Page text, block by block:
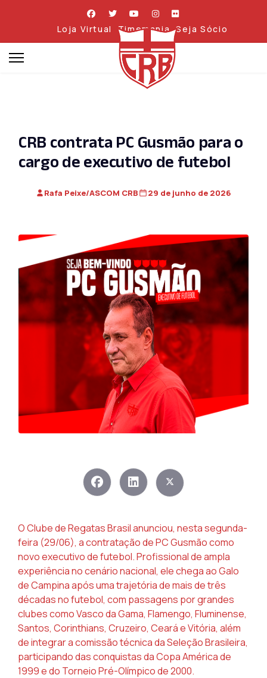
Loja Virtual Timemania Seja Sócio
CRB contrata PC Gusmão para o
cargo de executivo de futebol
Rafa Peixe/ASCOM CRB 29 de junho de 2026
O Clube de Regatas Brasil anunciou, nesta segunda-
feira (29/06), a contratação de PC Gusmão como
novo executivo de futebol. Profissional de ampla
experiência no cenário nacional, ele chega ao Galo
de Campina após uma trajetória de mais de três
décadas no futebol, com passagens por grandes
clubes como Vasco da Gama, Flamengo, Fluminense,
Santos, Corinthians, Cruzeiro, Ceará e Vitória, além
de integrar a comissão técnica da Seleção Brasileira,
participando das conquistas da Copa América de
1999 e do Torneio Pré-Olímpico de 2000.